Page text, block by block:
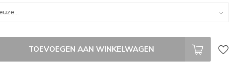
TOEVOEGEN AAN WINKELWAGEN